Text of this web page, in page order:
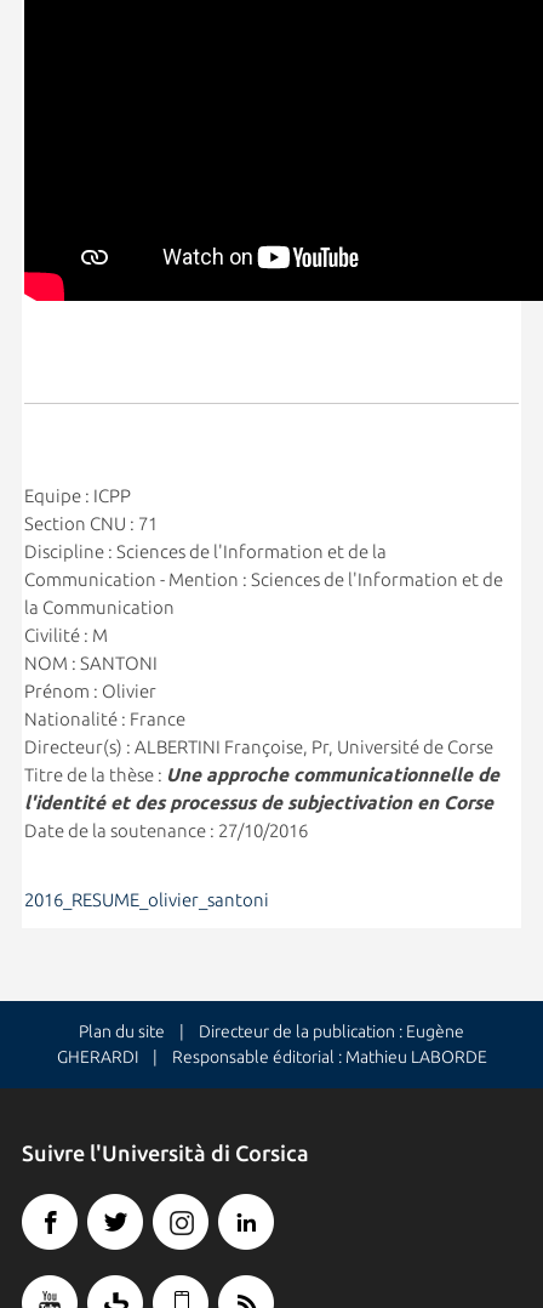
Equipe : ICPP
Section CNU : 71
Discipline : Sciences de l'Information et de la
Communication - Mention : Sciences de l'Information et de
la Communication
Civilité : M
NOM : SANTONI
Prénom : Olivier
Nationalité : France
Directeur(s) : ALBERTINI Françoise, Pr, Université de Corse
Titre de la thèse : Une approche communicationnelle de
l'identité et des processus de subjectivation en Corse
Date de la soutenance : 27/10/2016
2016_RESUME_olivier_santoni
Plan du site | Directeur de la publication : Eugène
GHERARDI | Responsable éditorial : Mathieu LABORDE
Suivre l'Università di Corsica